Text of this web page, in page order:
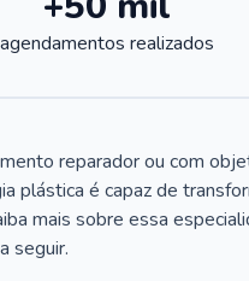
agendamentos realizados
reparador ou com
plástica é capaz de
mais sobre essa
seguir.